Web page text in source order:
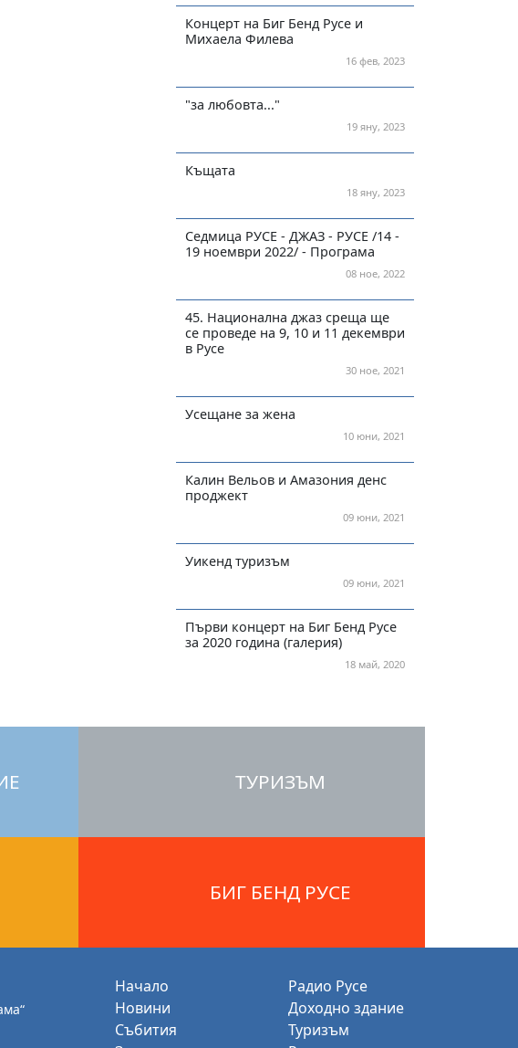
Концерт на Биг Бенд Русе и
Михаела Филева
16 фев, 2023
"за любовта..."
19 яну, 2023
Къщата
18 яну, 2023
Седмица РУСЕ - ДЖАЗ - РУСЕ /14 -
19 ноември 2022/ - Програма
08 ное, 2022
45. Национална джаз среща ще
се проведе на 9, 10 и 11 декември
в Русе
30 ное, 2021
Усещане за жена
10 юни, 2021
Калин Вельов и Амазония денс
проджект
09 юни, 2021
Уикенд туризъм
09 юни, 2021
Първи концерт на Биг Бенд Русе
за 2020 година (галерия)
18 май, 2020
ТУРИЗЪМ
БИГ БЕНД РУСЕ
Начало
Новини
Събития
Радио Русе
Доходно здание
Туризъм